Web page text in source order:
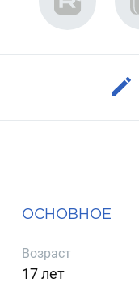
ОСНОВНОЕ
Возраст
17 лет